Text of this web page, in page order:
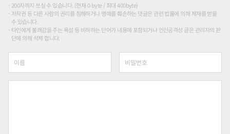
200자까지 쓰실 수 있습니다. (현재 0 byte / 최대 400byte)
저작권 등 다른 사람의 권리를 침해하거나 명예를 훼손하는 댓글은 관련 법률에 의해 제재를 받을
수 있습니다.
타인에게 불쾌감을 주는 욕설 등 비하하는 단어가 내용에 포함되거나 인신공격성 글은 관리자의 판
단에 의해 삭제 합니다.